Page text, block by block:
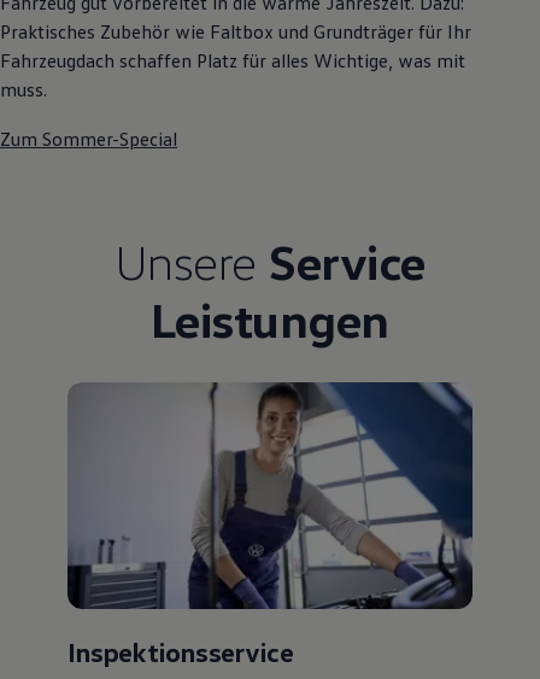
Praktisches Zubehör wie Faltbox und Grundträger für Ihr
Fahrzeugdach schaffen Platz für alles Wichtige, was mit
muss.
Zum Sommer-Special
Unsere Service
Leistungen
Inspektionsservice